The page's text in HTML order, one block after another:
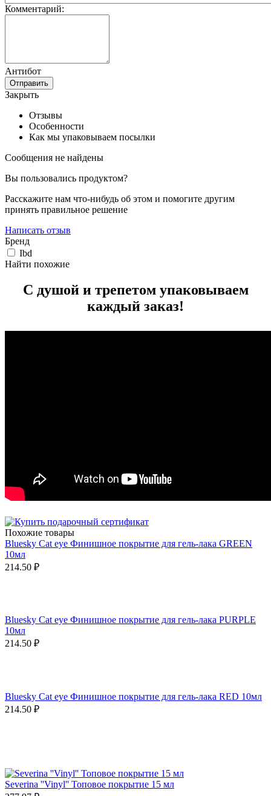
Комментарий:
Антибот
Отправить
Закрыть
Отзывы
Особенности
Как мы упаковываем посылки
Сообщения не найдены
Вы пользовались продуктом?
Расскажите нам что-нибудь об этом и помогите другим
принять правильное решение
Написать отзыв
Бренд
Ibd
Найти похожие
С душой и трепетом упаковываем
каждый заказ!
Похожие товары
Bluesky Cat eye Финишное покрытие для гель-лака GREEN
10мл
214.50 ₽
Bluesky Cat eye Финишное покрытие для гель-лака PURPLE
10мл
214.50 ₽
Bluesky Cat eye Финишное покрытие для гель-лака RED 10мл
214.50 ₽
Severina ''Vinyl'' Топовое покрытие 15 мл